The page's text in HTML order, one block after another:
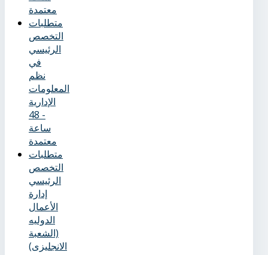
معتمدة
متطلبات
التخصص
الرئيسي
في
نظم
المعلومات
الإدارية
- 48
ساعة
معتمدة
متطلبات
التخصص
الرئيسي
إدارة
الأعمال
الدوليه
(الشعبة
الانجليزى)